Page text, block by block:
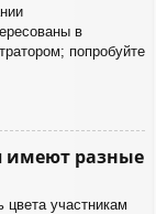
в
попробуйте
имеют разные
участникам